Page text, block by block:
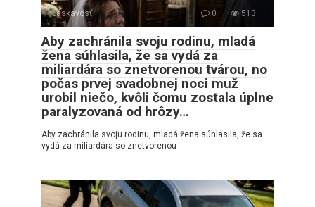
Láskavosť 0 513
Aby zachránila svoju rodinu, mladá
žena súhlasila, že sa vydá za
miliardára so znetvorenou tvárou, no
počas prvej svadobnej noci muž
urobil niečo, kvôli čomu zostala úplne
paralyzovaná od hrôzy…
Aby zachránila svoju rodinu, mladá žena súhlasila, že sa
vydá za miliardára so znetvorenou